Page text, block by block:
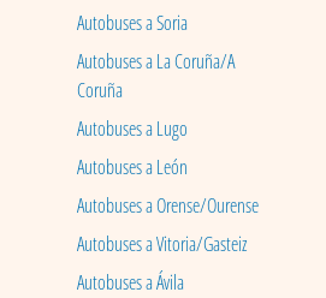
Autobuses a Soria
Autobuses a La Coruña/A
Coruña
Autobuses a Lugo
Autobuses a León
Autobuses a Orense/Ourense
Autobuses a Vitoria/Gasteiz
Autobuses a Ávila